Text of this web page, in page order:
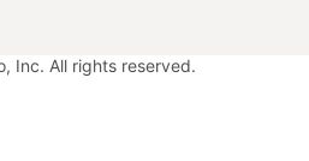
Inc. All rights reserved.